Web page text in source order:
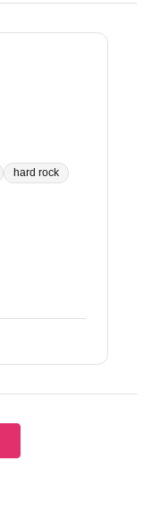
hard rock